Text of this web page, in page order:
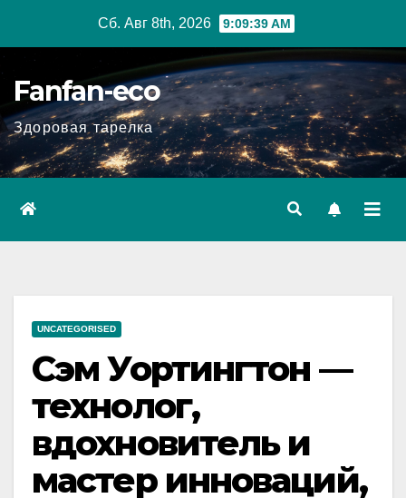
Сб. Авг 8th, 2026 9:09:40 AM
Fanfan-eco
Здоровая тарелка
UNCATEGORISED
Сэм Уортингтон —
технолог,
вдохновитель и
мастер инноваций,